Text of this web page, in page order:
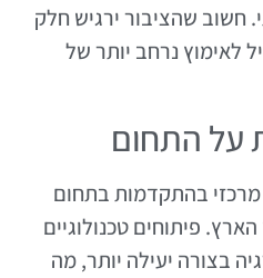
חשוב שהציבור ירגיש חלק
לאימוץ נרחב יותר של
על התחום
בהתקדמות בתחום
פיתוחים טכנולוגיים
בצורה יעילה יותר, מה